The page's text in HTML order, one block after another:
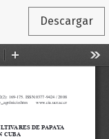
Descargar